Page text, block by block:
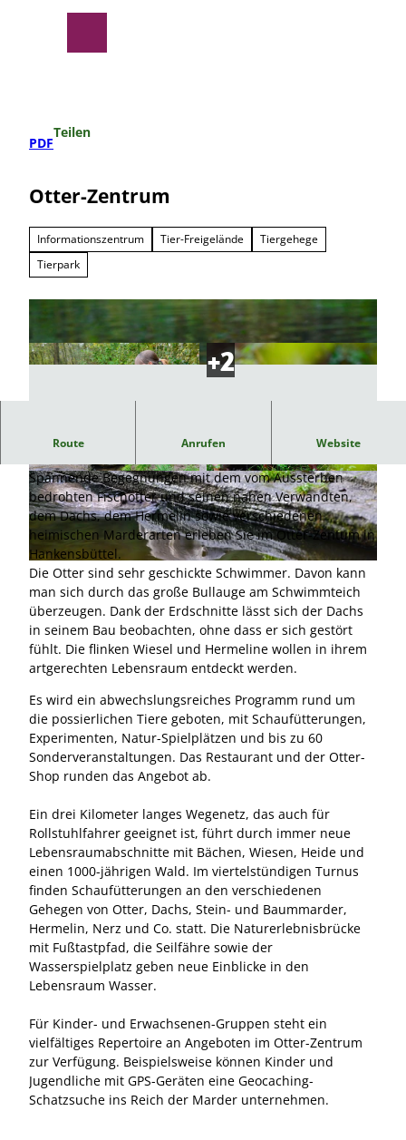
PDF
Teilen
Otter-Zentrum
Informationszentrum Tier-Freigelände
Tiergehege
Tierpark
© Südheide Gifhorn GmbH/Frank Bierstedt | CC0
© Südheide Gifhorn GmbH/Frank Bierstedt |
CC-BY-NC-ND
© Südheide Gifhorn GmbH/Frank Bierstedt |
CC0
Route Anrufen Website
Das Otter-Zentrum in Hankensbüttel ist ein lebendiges
Spannende Begegnungen mit dem vom Aussterben
bedrohten Fischotter und seinen nahen Verwandten,
dem Dachs, dem Hermelin sowie verschiedenen
heimischen Marderarten erleben Sie im Otter-Zentum in
Hankensbüttel.
Die Otter sind sehr geschickte Schwimmer. Davon kann
man sich durch das große Bullauge am Schwimmteich
überzeugen. Dank der Erdschnitte lässt sich der Dachs
in seinem Bau beobachten, ohne dass er sich gestört
fühlt. Die flinken Wiesel und Hermeline wollen in ihrem
artgerechten Lebensraum entdeckt werden.
Es wird ein abwechslungsreiches Programm rund um
die possierlichen Tiere geboten, mit Schaufütterungen,
Experimenten, Natur-Spielplätzen und bis zu 60
Sonderveranstaltungen. Das Restaurant und der Otter-
Shop runden das Angebot ab.
Ein drei Kilometer langes Wegenetz, das auch für
Rollstuhlfahrer geeignet ist, führt durch immer neue
Lebensraumabschnitte mit Bächen, Wiesen, Heide und
einen 1000-jährigen Wald. Im viertelstündigen Turnus
finden Schaufütterungen an den verschiedenen
Gehegen von Otter, Dachs, Stein- und Baummarder,
Hermelin, Nerz und Co. statt. Die Naturerlebnisbrücke
mit Fußtastpfad, die Seilfähre sowie der
Wasserspielplatz geben neue Einblicke in den
Lebensraum Wasser.
Für Kinder- und Erwachsenen-Gruppen steht ein
vielfältiges Repertoire an Angeboten im Otter-Zentrum
zur Verfügung. Beispielsweise können Kinder und
Jugendliche mit GPS-Geräten eine Geocaching-
Schatzsuche ins Reich der Marder unternehmen.